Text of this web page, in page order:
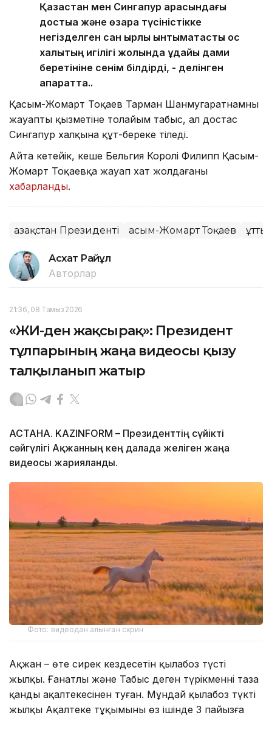
Қазақстан мен Сингапур арасындағы
достыққа және өзара түсіністікке
негізделген сан қырлы ынтымақтастық қос
халықтың игілігі жолында ұдайы дами
беретініне сенім білдірді, - делінген
ақпаратта..
Қасым-Жомарт Тоқаев Тарман Шанмугаратнамның
жауапты қызметіне толайым табыс, ал достас
Сингапур халқына құт-береке тіледі.
Айта кетейік, кеше Бельгия Королі Филипп Қасым-
Жомарт Тоқаевқа жауап хат жолдағаны
хабарланды.
Қазақстан Президенті Қасым-Жомарт Тоқаев
Асхат Райқұл
Авторлар
21:36, 08 Тамыз 2026
«ЖИ-ден жақсырақ»: Президент
тұлпарының жаңа видеосы қызу
талқыланып жатыр
АСТАНА. KAZINFORM – Президенттің сүйікті
сәйгүлігі Ақжанның кең далада желіген жаңа
видеосы жарияланды.
Фото: видеодан алынған скрин
Ақжан – өте сирек кездесетін қылаңбоз түсті
жылқы. Ғанатлы және Табыс деген түрікменнің таза
қанды ақалтекесінен туған. Мұндай қылаңбоз түкті
жылқы Ақалтеке тұқымының өз ішінде 3 пайызға